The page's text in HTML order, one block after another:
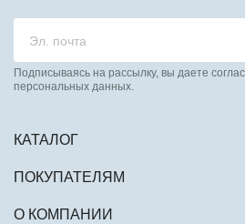
КАТАЛОГ
ПОКУПАТЕЛЯМ
О КОМПАНИИ
Подписываясь на рассылку, вы даете
персональных данных.